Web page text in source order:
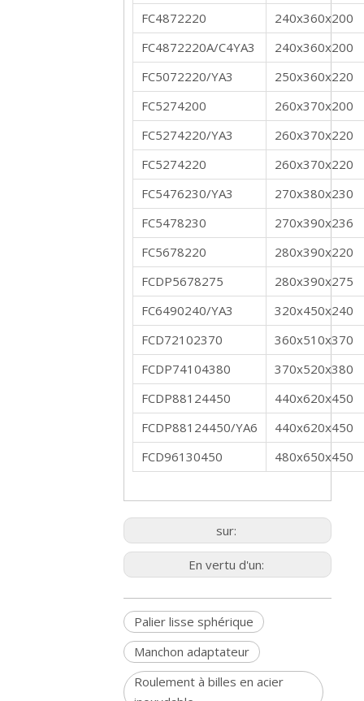
FC4872220
240x360x200
FC4872220A/C4YA3
240x360x200
FC5072220/YA3
250x360x220
FC5274200
260x370x200
FC5274220/YA3
260x370x220
FC5274220
260x370x220
FC5476230/YA3
270x380x230
FC5478230
270x390x236
FC5678220
280x390x220
FCDP5678275
280x390x275
FC6490240/YA3
320x450x240
FCD72102370
360x510x370
FCDP74104380
370x520x380
FCDP88124450
440x620x450
FCDP88124450/YA6
440x620x450
FCD96130450
480x650x450
sur:
En vertu d'un:
Palier lisse sphérique
Manchon adaptateur
Roulement à billes en acier